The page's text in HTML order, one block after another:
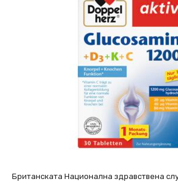
Британската Национална здравствена